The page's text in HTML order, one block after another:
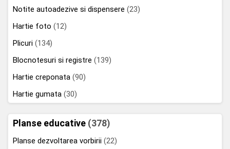
Notite autoadezive si dispensere (23)
Hartie foto (12)
Plicuri (134)
Blocnotesuri si registre (139)
Hartie creponata (90)
Hartie gumata (30)
Planse educative (378)
Planse dezvoltarea vorbirii (22)